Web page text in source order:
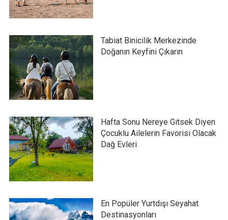
Tabiat Binicilik Merkezinde
Doğanın Keyfini Çıkarın
Hafta Sonu Nereye Gitsek Diyen
Çocuklu Ailelerin Favorisi Olacak
Dağ Evleri
En Popüler Yurtdışı Seyahat
Destinasyonları